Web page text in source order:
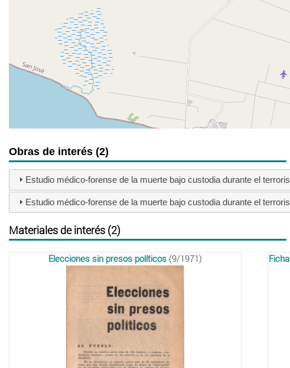
Obras de interés (2)
Estudio médico-forense de la muerte bajo custodia durante el
Estudio médico-forense de la muerte bajo custodia durante el
Materiales de interés (2)
Elecciones sin presos políticos (9/1971)